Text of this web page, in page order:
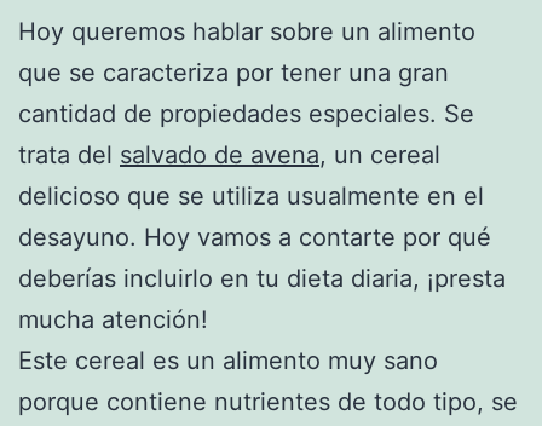
Hoy queremos hablar sobre un alimento
que se caracteriza por tener una gran
cantidad de propiedades especiales. Se
trata del salvado de avena, un cereal
delicioso que se utiliza usualmente en el
desayuno. Hoy vamos a contarte por qué
deberías incluirlo en tu dieta diaria, ¡presta
mucha atención!
Este cereal es un alimento muy sano
porque contiene nutrientes de todo tipo, se